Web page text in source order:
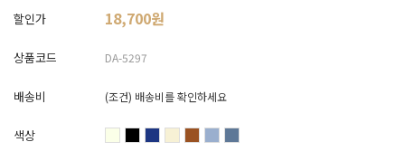
할인가 18,700원
상품코드 DA-5297
배송비 (조건) 배송비를 확인하세요
색상